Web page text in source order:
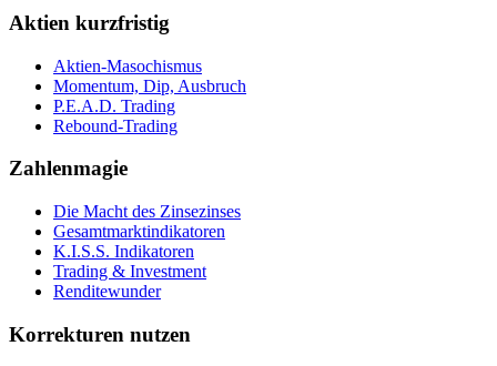
Aktien kurzfristig
Aktien-Masochismus
Momentum, Dip, Ausbruch
P.E.A.D. Trading
Rebound-Trading
Zahlenmagie
Die Macht des Zinsezinses
Gesamtmarktindikatoren
K.I.S.S. Indikatoren
Trading & Investment
Renditewunder
Korrekturen nutzen